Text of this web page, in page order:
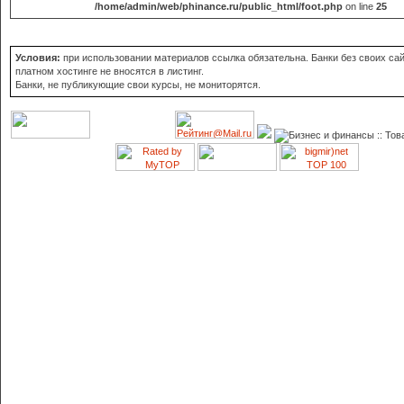
/home/admin/web/phinance.ru/public_html/foot.php on line 25
Условия: при использовании материалов ссылка обязательна. Банки без своих
платном хостинге не вносятся в листинг.
Банки, не публикующие свои курсы, не мониторятся.